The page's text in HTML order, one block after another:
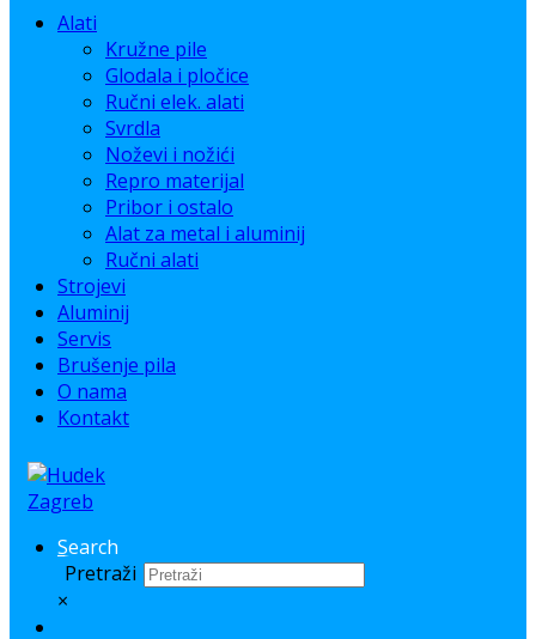
Alati
Kružne pile
Glodala i pločice
Ručni elek. alati
Svrdla
Noževi i nožići
Repro materijal
Pribor i ostalo
Alat za metal i aluminij
Ručni alati
Strojevi
Aluminij
Servis
Brušenje pila
O nama
Kontakt
Search
Pretraži
×